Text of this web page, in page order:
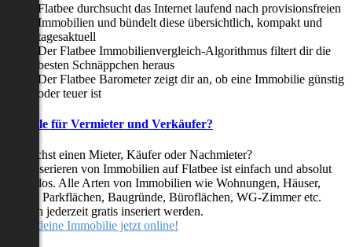
Flatbee durchsucht das Internet laufend nach provisionsfreien
Immobilien und bündelt diese übersichtlich, kompakt und
tagesaktuell
Der Flatbee Immobilienvergleich-Algorithmus filtert dir die
besten Schnäppchen heraus
Der Flatbee Barometer zeigt dir an, ob eine Immobilie günstig
oder teuer ist
Vorteile für Vermieter und Verkäufer?
Du suchst einen Mieter, Käufer oder Nachmieter?
Das Inserieren von Immobilien auf Flatbee ist einfach und absolut
kostenlos. Alle Arten von Immobilien wie Wohnungen, Häuser,
Villen, Parkflächen, Baugründe, Büroflächen, WG-Zimmer etc.
können jederzeit gratis inseriert werden.
Stelle deine Immobilie jetzt online!